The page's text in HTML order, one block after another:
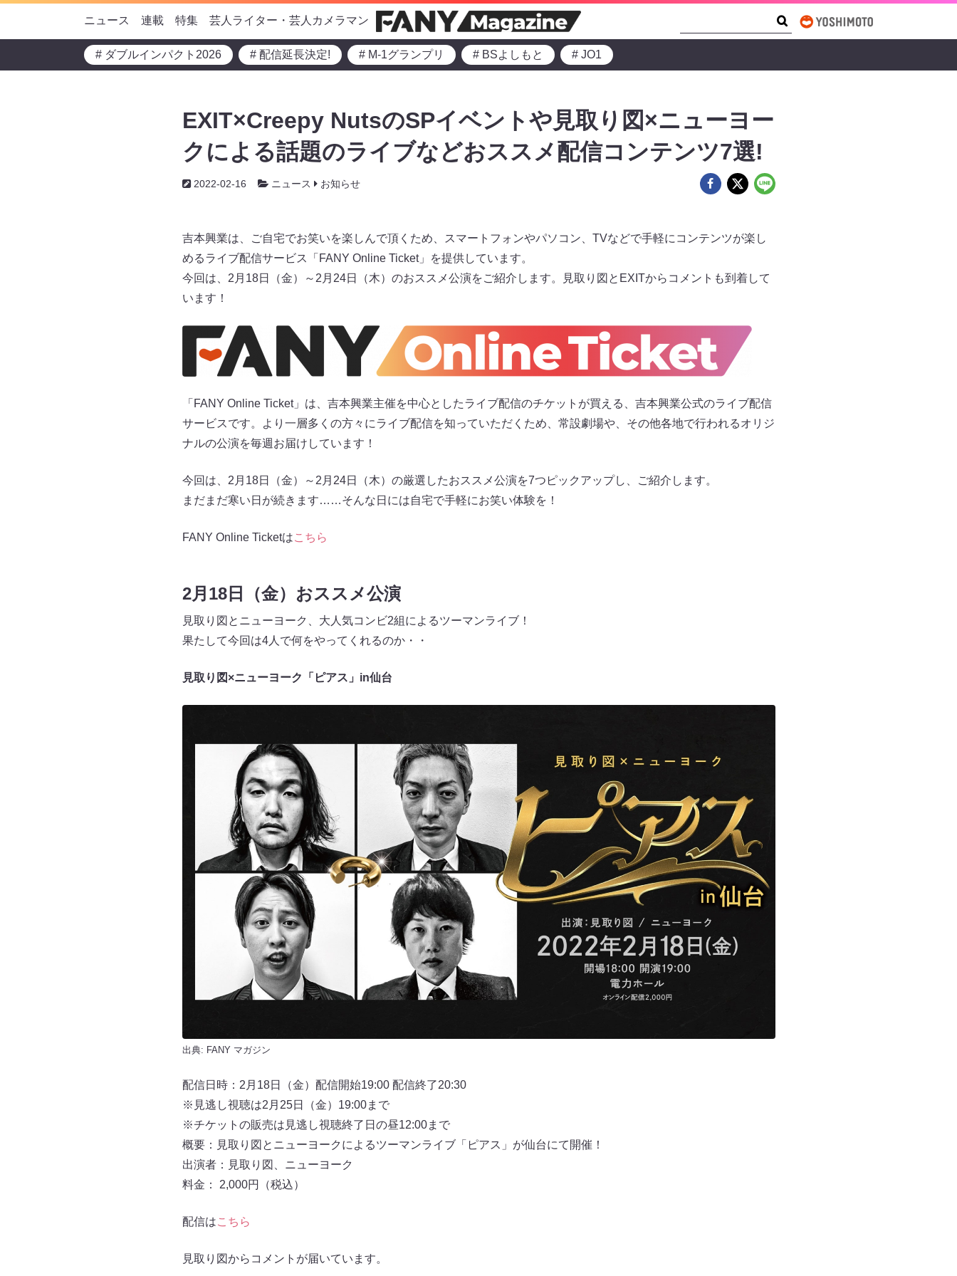
ニュース 連載 特集 芸人ライター・芸人カメラマン
# ダブルインパクト2026 # 配信延長決定! # M-1グランプリ # BSよしもと # JO1
EXIT×Creepy NutsのSPイベントや見取り図×ニューヨー
クによる話題のライブなどおススメ配信コンテンツ7選!
2022-02-16 ニュース お知らせ
吉本興業は、ご自宅でお笑いを楽しんで頂くため、スマートフォンやパソコン、TVなどで手軽にコンテンツが楽し
めるライブ配信サービス「FANY Online Ticket」を提供しています。
今回は、2月18日（金）～2月24日（木）のおススメ公演をご紹介します。見取り図とEXITからコメントも到着して
います！
「FANY Online Ticket」は、吉本興業主催を中心としたライブ配信のチケットが買える、吉本興業公式のライブ配信
サービスです。より一層多くの方々にライブ配信を知っていただくため、常設劇場や、その他各地で行われるオリジ
ナルの公演を毎週お届けしています！
今回は、2月18日（金）～2月24日（木）の厳選したおススメ公演を7つピックアップし、ご紹介します。
まだまだ寒い日が続きます……そんな日には自宅で手軽にお笑い体験を！
FANY Online Ticketはこちら
2月18日（金）おススメ公演
見取り図とニューヨーク、大人気コンビ2組によるツーマンライブ！
果たして今回は4人で何をやってくれるのか・・
見取り図×ニューヨーク「ピアス」in仙台
出典: FANY マガジン
配信日時：2月18日（金）配信開始19:00 配信終了20:30
※見逃し視聴は2月25日（金）19:00まで
※チケットの販売は見逃し視聴終了日の昼12:00まで
概要：見取り図とニューヨークによるツーマンライブ「ピアス」が仙台にて開催！
出演者：見取り図、ニューヨーク
料金： 2,000円（税込）
配信はこちら
見取り図からコメントが届いています。